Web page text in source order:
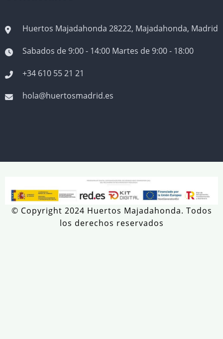
Huertos Majadahonda 28222, Majadahonda, Madrid
Sabados de 9:00 - 14:00 Martes de 9:00 - 18:00
+34 610 55 21 21
hola@huertosmadrid.es
© Copyright 2024 Huertos Majadahonda. Todos
los derechos reservados